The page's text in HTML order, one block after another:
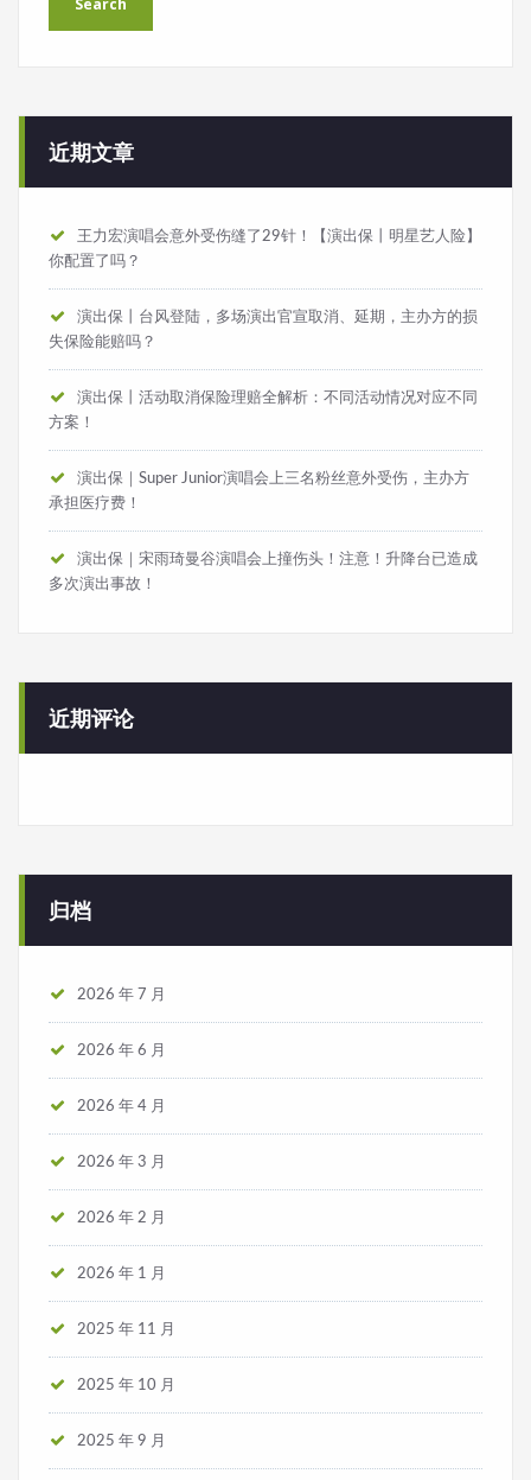
近期文章
王力宏演唱会意外受伤缝了29针！【演出保丨明星艺人险】
你配置了吗？
演出保丨台风登陆，多场演出官宣取消、延期，主办方的损
失保险能赔吗？
演出保丨活动取消保险理赔全解析：不同活动情况对应不同
方案！
演出保｜Super Junior演唱会上三名粉丝意外受伤，主办方
承担医疗费！
演出保｜宋雨琦曼谷演唱会上撞伤头！注意！升降台已造成
多次演出事故！
近期评论
归档
2026 年 7 月
2026 年 6 月
2026 年 4 月
2026 年 3 月
2026 年 2 月
2026 年 1 月
2025 年 11 月
2025 年 10 月
2025 年 9 月